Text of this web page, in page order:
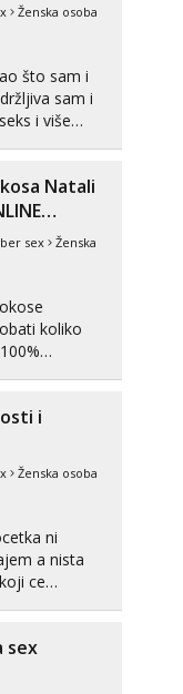
Ženska osoba
što sam i
sam i
i više
Natali
sex
Ženska
koliko
videa s
i
Ženska osoba
ni
a nista
ce
kad
sex